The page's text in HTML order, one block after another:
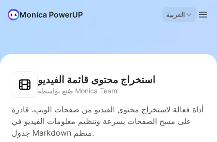
Monica PowerUP العربية
استخراج محتوى قائمة الفيديو
صُنع بواسطة Monica Team
أداة فعالة لاستخراج محتوى الفيديو من صفحات الويب، قادرة
على مسح الصفحات بسرعة وتنظيم معلومات الفيديو في
جدول Markdown منظم.